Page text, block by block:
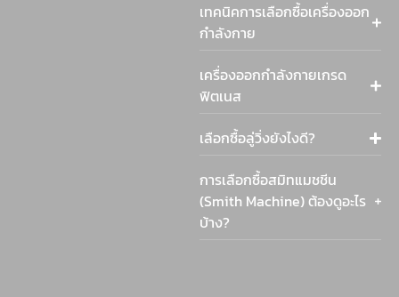
เทคนิคการเลือกซื้อเครื่องออก
กำลังกาย
เครื่องออกกำลังกายเกรด
ฟิตเนส
เลือกซื้อลู่วิ่งยังไงดี?
การเลือกซื้อสมิทแมชชีน
(Smith Machine) ต้องดูอะไร
บ้าง?